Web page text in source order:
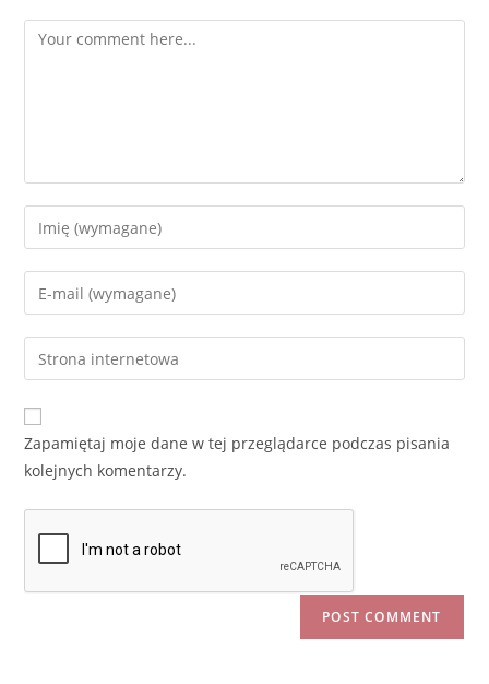
Comment
Enter
your
name
comment
Enter
your
email
address
comment
Enter
your
website
URL
(optional)
Zapamiętaj moje dane w tej przeglądarce podczas pisania
kolejnych komentarzy.